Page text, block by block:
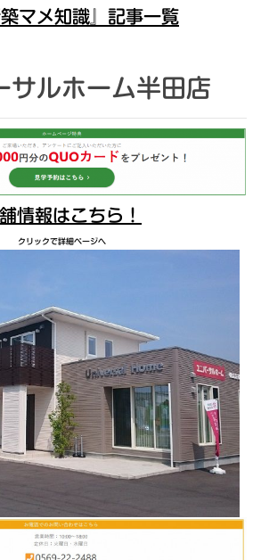
築マメ知識』記事一覧
サルホーム半田店
情報はこちら！
クリックで詳細ページへ